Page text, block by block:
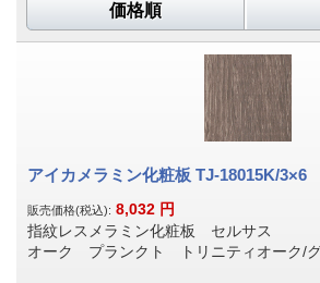
価格順
アイカメラミン化粧板 TJ-18015K/3×6
販売価格(税込): 8,032 円
指紋レスメラミン化粧板 セルサス
オーク プランクト トリニティオーク/